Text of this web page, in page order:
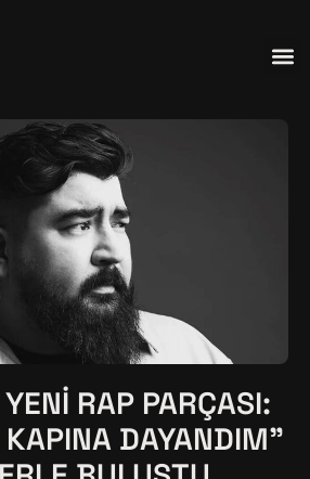
RAP PARÇASI:
DAYANDIM”